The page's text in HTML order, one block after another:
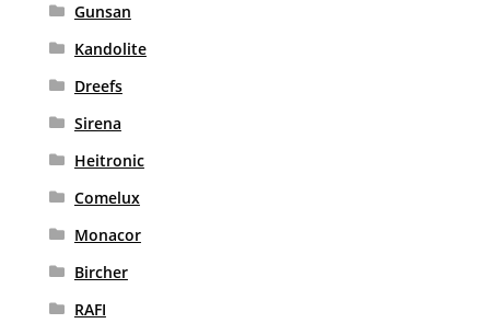
Gunsan
Kandolite
Dreefs
Sirena
Heitronic
Comelux
Monacor
Bircher
RAFI